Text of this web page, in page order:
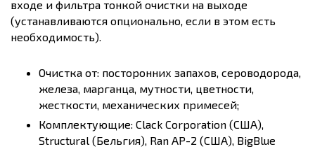
входе и фильтра тонкой очистки на выходе
(устанавливаются опционально, если в этом есть
необходимость).
Очистка от: посторонних запахов, сероводорода,
железа, марганца, мутности, цветности,
жесткости, механических примесей;
Комплектующие: Clack Corporation (США),
Structural (Бельгия), Ran AP-2 (США), BigBlue